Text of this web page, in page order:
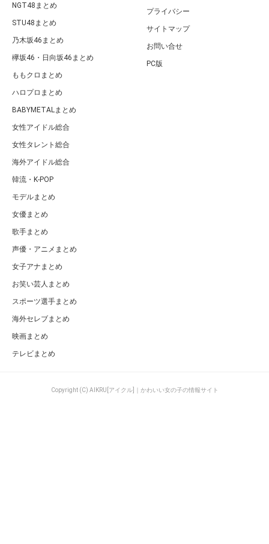
NGT48まとめ
STU48まとめ
乃木坂46まとめ
欅坂46・日向坂46まとめ
ももクロまとめ
ハロプロまとめ
BABYMETALまとめ
女性アイドル総合
女性タレント総合
海外アイドル総合
韓流・K-POP
モデルまとめ
女優まとめ
歌手まとめ
声優・アニメまとめ
女子アナまとめ
お笑い芸人まとめ
スポーツ選手まとめ
海外セレブまとめ
映画まとめ
テレビまとめ
プライバシー
サイトマップ
お問い合せ
PC版
Copyright (C) AIKRU[アイクル]｜かわいい女の子の情報サイト